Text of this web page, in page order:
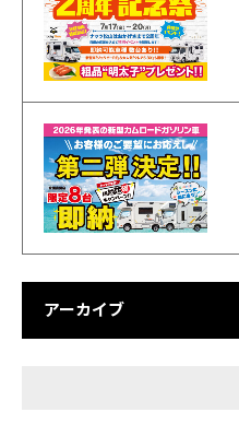
アーカイブ